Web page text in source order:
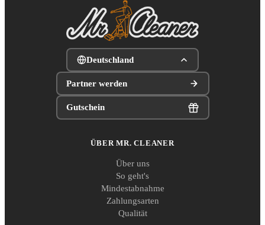
Deutschland
Partner werden
Gutschein
ÜBER MR. CLEANER
Über uns
So geht's
Mindestabnahme
Zahlungsarten
Qualität